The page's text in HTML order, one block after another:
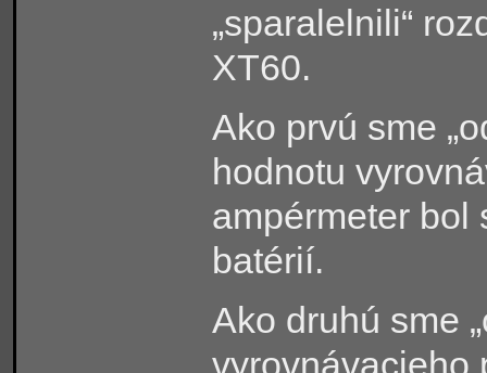
„sparalelnili“
XT60.
Ako prvú sme
hodnotu
ampérmeter
batérií.
Ako druhú sme
vyrovnávacieho